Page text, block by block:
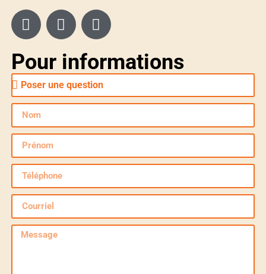
Pour informations